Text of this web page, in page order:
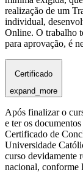
realização de um
individual,
Online. O trabalho
para aprovação, é
Certificado
expand_more
Após finalizar o
e ter os
Certificado de
Universidade
curso devidamente
nacional, conforme